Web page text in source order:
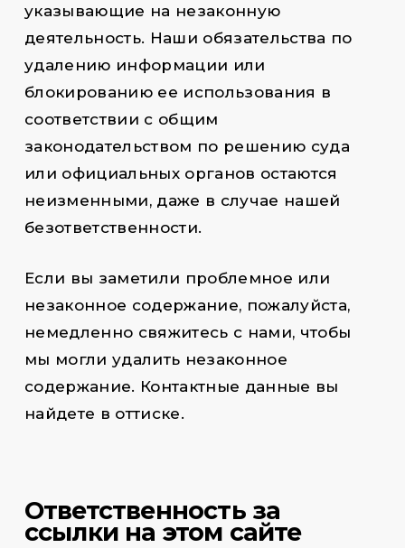
указывающие на незаконную
деятельность. Наши обязательства по
удалению информации или
блокированию ее использования в
соответствии с общим
законодательством по решению суда
или официальных органов остаются
неизменными, даже в случае нашей
безответственности.
Если вы заметили проблемное или
незаконное содержание, пожалуйста,
немедленно свяжитесь с нами, чтобы
мы могли удалить незаконное
содержание. Контактные данные вы
найдете в оттиске.
Ответственность за
ссылки на этом сайте